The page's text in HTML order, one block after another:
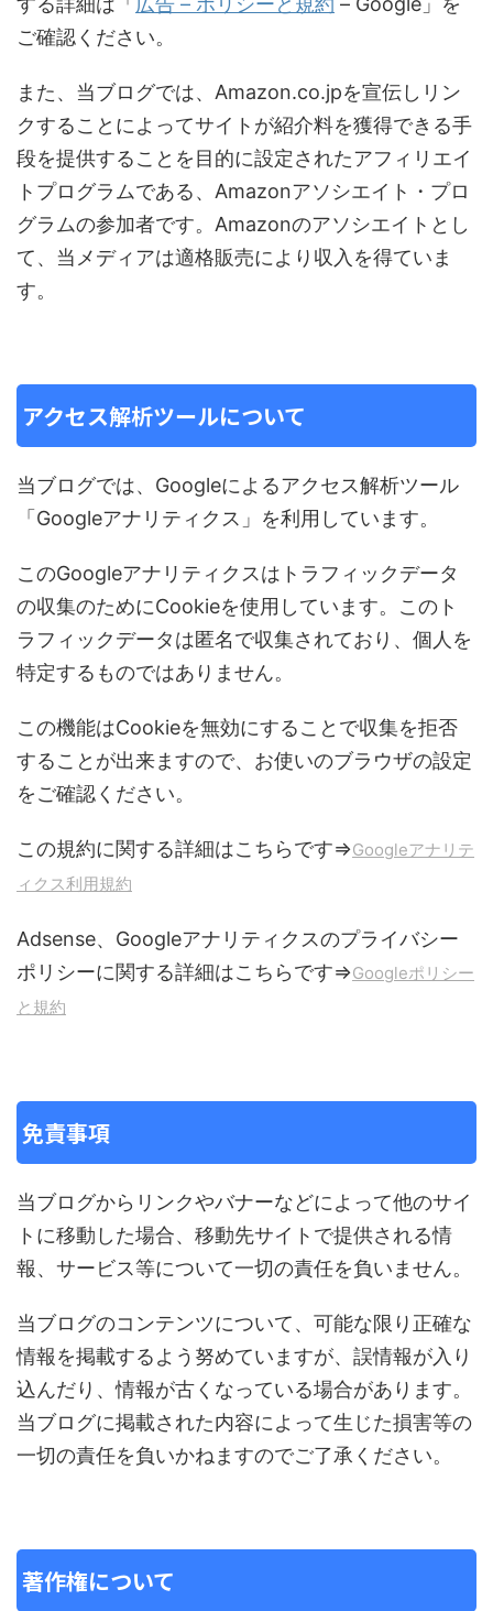
ご確認ください。
また、当ブログでは、Amazon.co.jpを宣伝しリン
クすることによってサイトが紹介料を獲得できる手
段を提供することを目的に設定されたアフィリエイ
トプログラムである、Amazonアソシエイト・プロ
グラムの参加者です。Amazonのアソシエイトとし
て、当メディアは適格販売により収入を得ていま
す。
アクセス解析ツールについて
当ブログでは、Googleによるアクセス解析ツール
「Googleアナリティクス」を利用しています。
このGoogleアナリティクスはトラフィックデータ
の収集のためにCookieを使用しています。このト
ラフィックデータは匿名で収集されており、個人を
特定するものではありません。
この機能はCookieを無効にすることで収集を拒否
することが出来ますので、お使いのブラウザの設定
をご確認ください。
この規約に関する詳細はこちらです⇒Googleアナリテ
ィクス利用規約
Adsense、Googleアナリティクスのプライバシー
ポリシーに関する詳細はこちらです⇒Googleポリシー
と規約
免責事項
当ブログからリンクやバナーなどによって他のサイ
トに移動した場合、移動先サイトで提供される情
報、サービス等について一切の責任を負いません。
当ブログのコンテンツについて、可能な限り正確な
情報を掲載するよう努めていますが、誤情報が入り
込んだり、情報が古くなっている場合があります。
当ブログに掲載された内容によって生じた損害等の
一切の責任を負いかねますのでご了承ください。
著作権について